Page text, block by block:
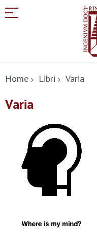
al
contenuto
Home Libri Varia
Varia